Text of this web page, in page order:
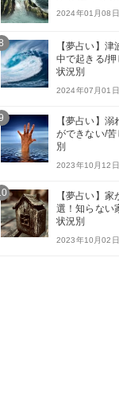
2024年01月08日
【夢占い】
中で起きる/
状況別
2024年07月01日
【夢占い】
ができない/
別
2023年10月12日
【夢占い】
選！知らない
状況別
2023年10月02日